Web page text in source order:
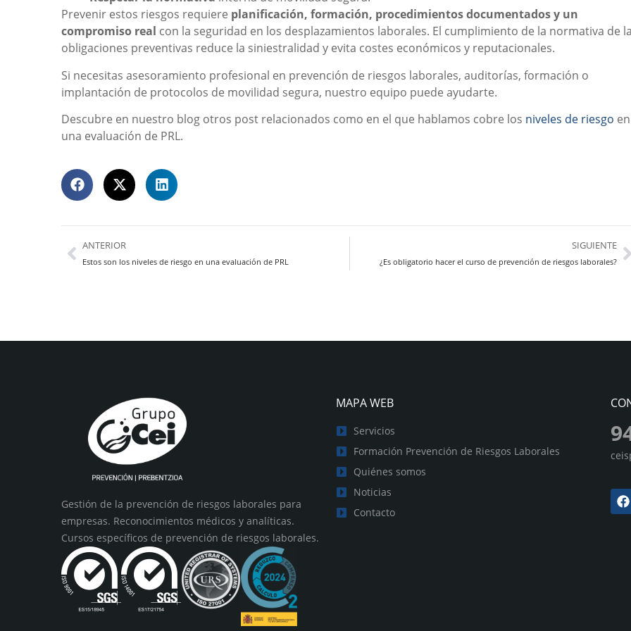
Prevenir estos riesgos requiere planificación, formación, procedimientos documentados y un
compromiso real con la seguridad en los desplazamientos laborales. El cumplimiento de la normativa de
obligaciones preventivas reduce la siniestralidad y evita costes económicos y reputacionales.
Si necesitas asesoramiento profesional en prevención de riesgos laborales, auditorías, formación o
implantación de protocolos de movilidad segura, nuestro equipo puede ayudarte.
Descubre en nuestro blog otros post relacionados como en el que hablamos cobre los niveles de riesgo en
una evaluación de PRL.
ANTERIOR
Estos son los niveles de riesgo en una evaluación de PRL
SIGUIENTE
¿Es obligatorio hacer el curso de prevención de riesgos laborales?
Gestión de la prevención de riesgos laborales para
empresas. Reconocimientos médicos y analíticas.
Cursos específicos de prevención de riesgos laborales.
MAPA WEB
Servicios
Formación Prevención de Riesgos Laborales
Quiénes somos
Noticias
Contacto